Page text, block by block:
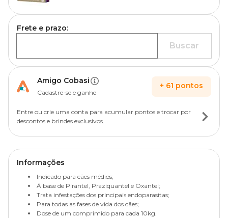
Frete e prazo:
Buscar
Amigo Cobasi
Cadastre-se e ganhe
+ 61 pontos
Entre ou crie uma conta para acumular pontos e trocar por
descontos e brindes exclusivos.
Informações
Indicado para cães médios;
Á base de Pirantel, Praziquantel e Oxantel;
Trata infestações dos principais endoparasitas;
Para todas as fases de vida dos cães;
Dose de um comprimido para cada 10kg.